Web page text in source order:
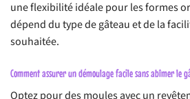
une flexibilité idéale pour les formes
dépend du type de gâteau et de la
souhaitée.
Comment assurer un démoulage facile sans abîmer le
Optez pour des moules avec un